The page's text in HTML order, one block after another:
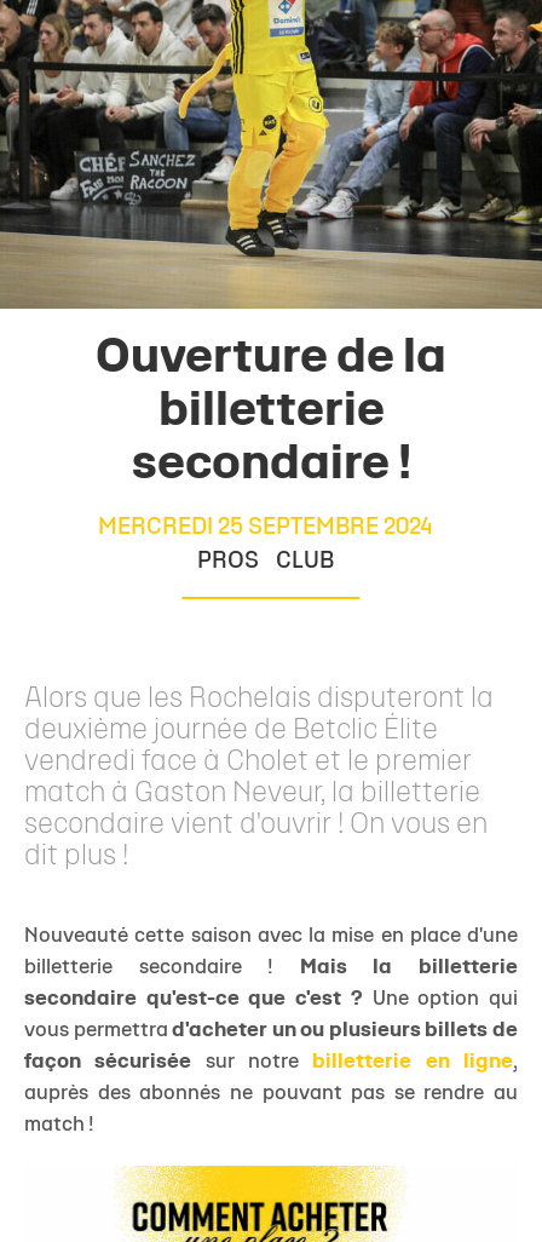
Ouverture de la
billetterie
secondaire !
MERCREDI 25 SEPTEMBRE 2024
PROS
CLUB
Alors que les Rochelais disputeront la
deuxième journée de Betclic Élite
vendredi face à Cholet et le premier
match à Gaston Neveur, la billetterie
secondaire vient d'ouvrir ! On vous en
dit plus !
Nouveauté cette saison avec la mise en place d'une
billetterie secondaire !
Mais la billetterie
secondaire qu'est-ce que c'est ? Une option qui
vous permettrad'acheter un ou plusieursbillets de
façon sécurisée sur notre billetterie en ligne,
auprès des abonnés ne pouvant pas se rendre au
match !